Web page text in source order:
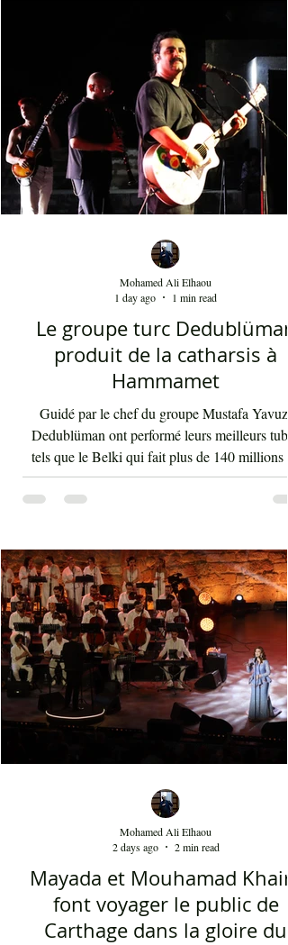
(3)
March 2018(2)2 posts
Le groupe turc Dedublüman
produit de la catharsis à
Hammamet
Guidé par le chef du groupe Mustafa Yavuz,
Dedublüman ont performé leurs meilleurs
font la gloire mondiale actuelle de cette bande.
musique de Dedublüman reflète bel et bien
l'identité turque, trouvant harmonieusement sa
place entre les civilisations orientale et
occidentale. Le son de la clarinette est à
d'un cri d'un loup sur les montagnes.
Dédublüm
Mohamed Ali Elhaou
1 day ago
1 min read
Mayada et Mouhamad Khairy
Mohamed Ali Elhaou
2 days ago
2 min read